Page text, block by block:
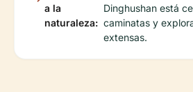
a la
naturaleza:
Dinghushan está
caminatas y
extensas.